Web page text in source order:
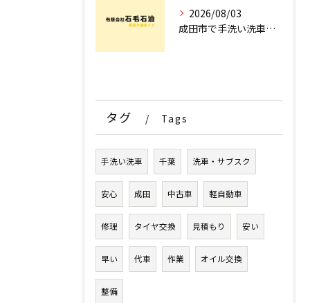
2026/08/03
成田市で手洗い洗車ならどこ？現場を知るプロが明かす「失敗しない専門店選び」のポイント
タグ Tags
手洗い洗車 千葉 洗車・サブスク
安心 成田 中古車 軽自動車
修理 タイヤ交換 見積もり 安い
早い 代車 作業 オイル交換
整備